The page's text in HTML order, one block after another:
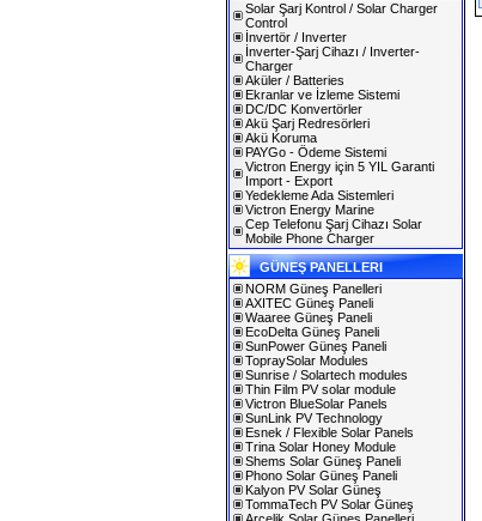
Solar Şarj Kontrol / Solar Charger
Control
İnvertör / Inverter
İnverter-Şarj Cihazı / Inverter-
Charger
Aküler / Batteries
Ekranlar ve İzleme Sistemi
DC/DC Konvertörler
Akü Şarj Redresörleri
Akü Koruma
PAYGo - Ödeme Sistemi
Victron Energy için 5 YIL Garanti
Import - Export
Yedekleme Ada Sistemleri
Victron Energy Marine
Cep Telefonu Şarj Cihazı Solar
Mobile Phone Charger
GÜNEŞ PANELLERI
NORM Güneş Panelleri
AXITEC Güneş Paneli
Waaree Güneş Paneli
EcoDelta Güneş Paneli
SunPower Güneş Paneli
TopraySolar Modules
Sunrise / Solartech modules
Thin Film PV solar module
Victron BlueSolar Panels
SunLink PV Technology
Esnek / Flexible Solar Panels
Trina Solar Honey Module
Shems Solar Güneş Paneli
Phono Solar Güneş Paneli
Kalyon PV Solar Güneş
TommaTech PV Solar Güneş